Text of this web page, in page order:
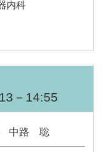
内科
－14:55
中路 聡